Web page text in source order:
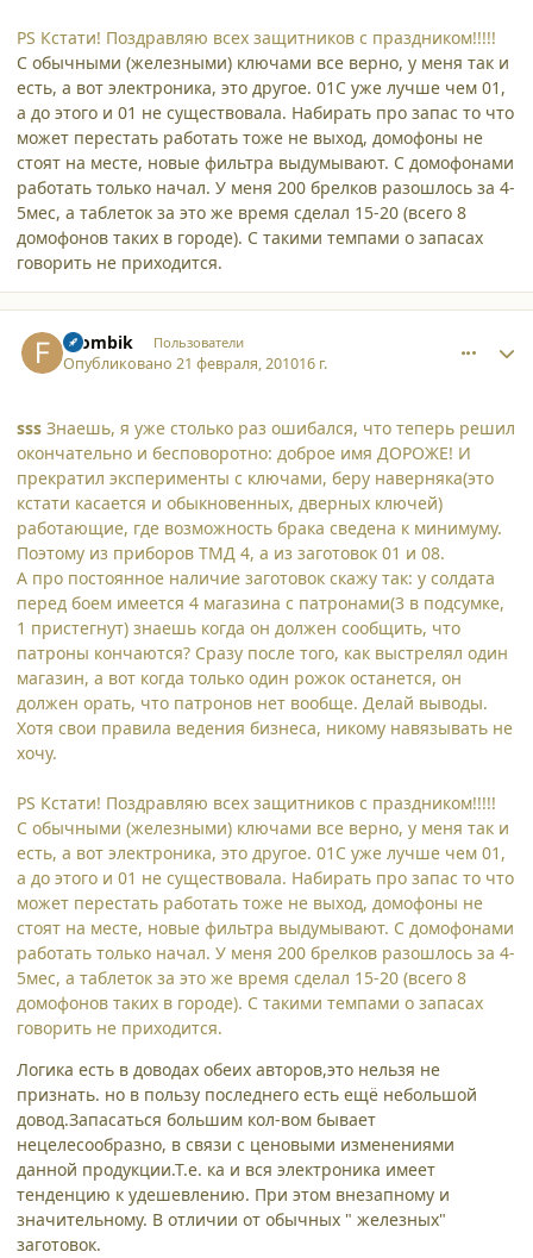
PS Кстати! Поздравляю всех защитников с праздником!!!!!
С обычными (железными) ключами все верно, у меня так и
есть, а вот электроника, это другое. 01С уже лучше чем 01,
а до этого и 01 не существовала. Набирать про запас то что
может перестать работать тоже не выход, домофоны не
стоят на месте, новые фильтра выдумывают. С домофонами
работать только начал. У меня 200 брелков разошлось за 4-
5мес, а таблеток за это же время сделал 15-20 (всего 8
домофонов таких в городе). С такими темпами о запасах
говорить не приходится.
Frombik Пользователи
Опубликовано21 февраля, 201016 г.
sss Знаешь, я уже столько раз ошибался, что теперь решил
окончательно и бесповоротно: доброе имя ДОРОЖЕ! И
прекратил эксперименты с ключами, беру наверняка(это
кстати касается и обыкновенных, дверных ключей)
работающие, где возможность брака сведена к минимуму.
Поэтому из приборов ТМД 4, а из заготовок 01 и 08.
А про постоянное наличие заготовок скажу так: у солдата
перед боем имеется 4 магазина с патронами(3 в подсумке,
1 пристегнут) знаешь когда он должен сообщить, что
патроны кончаются? Сразу после того, как выстрелял один
магазин, а вот когда только один рожок останется, он
должен орать, что патронов нет вообще. Делай выводы.
Хотя свои правила ведения бизнеса, никому навязывать не
хочу.
PS Кстати! Поздравляю всех защитников с праздником!!!!!
С обычными (железными) ключами все верно, у меня так и
есть, а вот электроника, это другое. 01С уже лучше чем 01,
а до этого и 01 не существовала. Набирать про запас то что
может перестать работать тоже не выход, домофоны не
стоят на месте, новые фильтра выдумывают. С домофонами
работать только начал. У меня 200 брелков разошлось за 4-
5мес, а таблеток за это же время сделал 15-20 (всего 8
домофонов таких в городе). С такими темпами о запасах
говорить не приходится.
Логика есть в доводах обеих авторов,это нельзя не
признать. но в пользу последнего есть ещё небольшой
довод.Запасаться большим кол-вом бывает
нецелесообразно, в связи с ценовыми изменениями
данной продукции.Т.е. ка и вся электроника имеет
тенденцию к удешевлению. При этом внезапному и
значительному. В отличии от обычных " железных"
заготовок.